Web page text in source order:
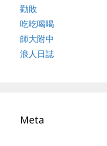
勸敗
吃吃喝喝
師大附中
浪人日誌
Meta